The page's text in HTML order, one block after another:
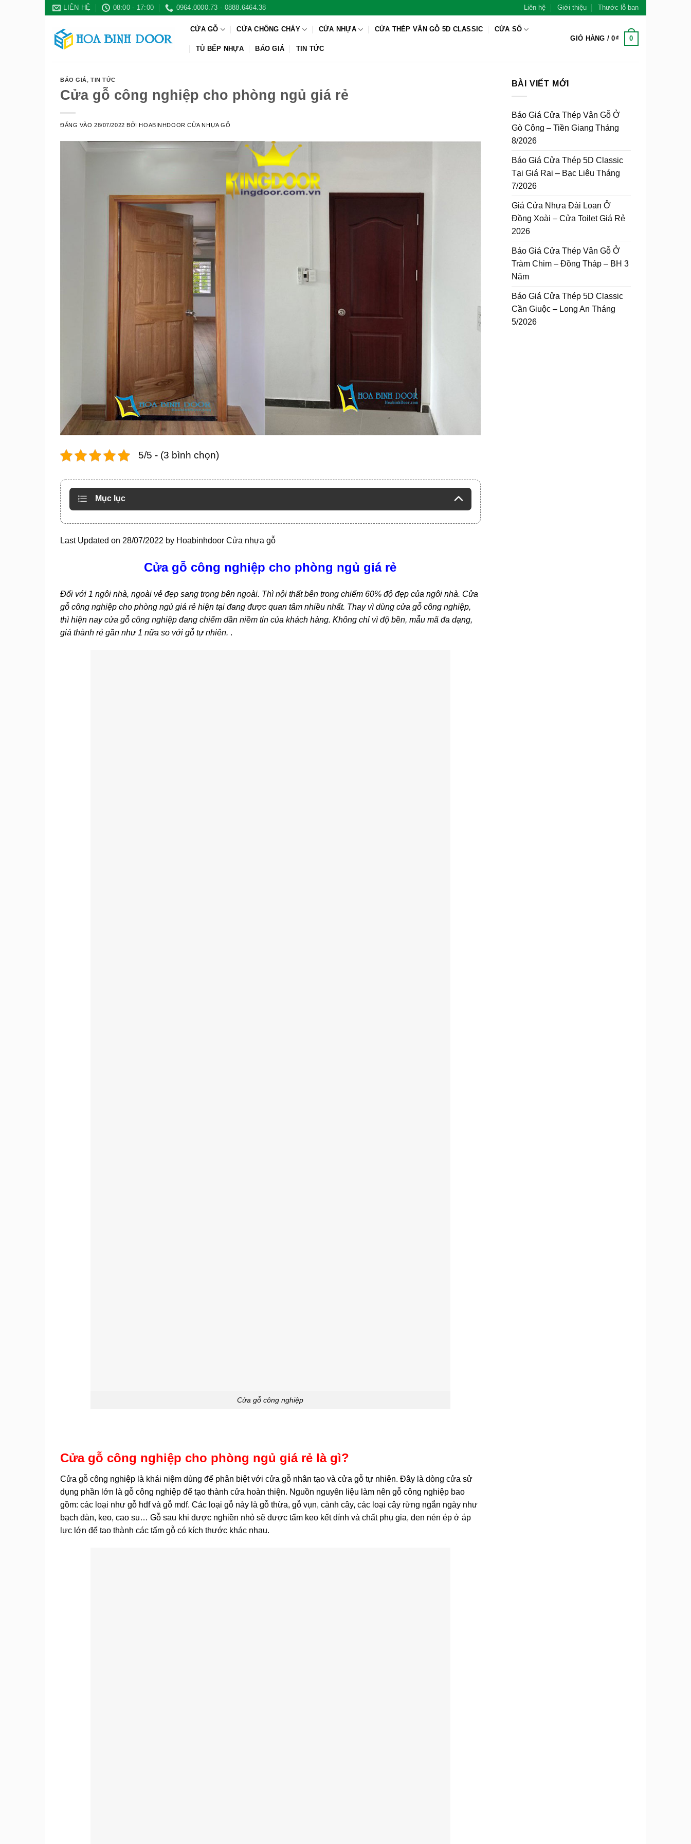
Bỏ
dung
LIÊN HỆ 08:00 - 17:00 0964.0000.73 - 0888.6464.38 Liên hệ Giới thiệu Thước lỗ ban
CỬA GỖ CỬA CHỐNG CHÁY CỬA NHỰA CỬA THÉP VÂN GỖ 5D CLASSIC CỬA SỔ
TỦ BẾP NHỰA BÁO GIÁ TIN TỨC
GIỎ HÀNG /0₫ 0
BÁO GIÁ,TIN TỨC
Cửa gỗ công nghiệp cho phòng ngủ giá rẻ
ĐĂNG VÀO28/07/2022 BỞIHOABINHDOOR CỬA NHỰA GỖ
5/5 - (3 bình chọn)
Mục lục
Last Updated on 28/07/2022 by Hoabinhdoor Cửa nhựa gỗ
Cửa gỗ công nghiệp cho phòng ngủ giá rẻ
Đối với 1 ngôi nhà, ngoài vẻ đẹp sang trọng bên ngoài. Thì nội thất bên trong chiếm 60% độ đẹp của ngôi nhà. Cửa
gỗ công nghiệp cho phòng ngủ giá rẻ hiện tại đang được quan tâm nhiều nhất. Thay vì dùng cửa gỗ công nghiệp,
thì hiện naycửa gỗ công nghiệp đang chiếm dần niềm tin của khách hàng. Không chỉ vì độ bền, mẫu mã đa dạng,
giá thành rẻ gần như 1 nữa so với gỗ tự nhiên. .
Cửa gỗ công nghiệp
Cửa gỗ công nghiệp cho phòng ngủ giá rẻ là gì?
Cửa gỗ công nghiệp là khái niệm dùng để phân biệt với cửa gỗ nhân tạo và cửa gỗ tự nhiên. Đây là dòng cửa sử
dụng phần lớn là gỗ công nghiệp để tạo thành cửa hoàn thiện. Nguồn nguyên liệu làm nên gỗ công nghiệp bao
gồm: các loại như gỗ hdf và gỗ mdf. Các loại gỗ này là gỗ thừa, gỗ vụn, cành cây, các loại cây rừng ngắn ngày như
bạch đàn, keo, cao su… Gỗ sau khi được nghiền nhỏ sẽ được tẩm keo kết dính và chất phụ gia, đen nén ép ở áp
lực lớn để tạo thành các tấm gỗ có kích thước khác nhau.
BÀI VIẾT MỚI
Báo Giá Cửa Thép Vân Gỗ Ở
Gò Công – Tiền Giang Tháng
8/2026
Báo Giá Cửa Thép 5D Classic
Tại Giá Rai – Bạc Liêu Tháng
7/2026
Giá Cửa Nhựa Đài Loan Ở
Đồng Xoài – Cửa Toilet Giá Rẻ
2026
Báo Giá Cửa Thép Vân Gỗ Ở
Tràm Chim – Đồng Tháp – BH 3
Năm
Báo Giá Cửa Thép 5D Classic
Cần Giuộc – Long An Tháng
5/2026